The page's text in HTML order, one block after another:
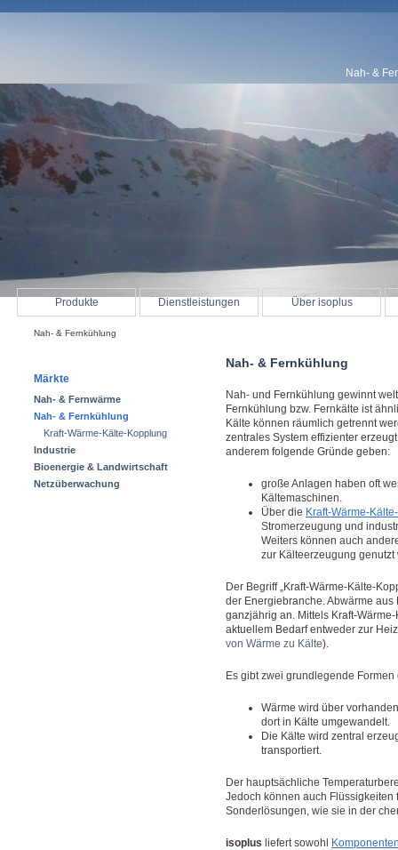
Nah- & Fernkühlung
Nah- & Fernkühlung
Nah- und Fernkühlung gewinnt
Fernkühlung bzw. Fernkälte ist
Kälte können räumlich getrennt
zentrales System effizienter
anderem folgende Gründe geben:
große Anlagen haben oft
Kältemaschinen.
Über die Kraft-Wärme-
Stromerzeugung und
Weiters können auch
zur Kälteerzeugung genutzt
Der Begriff „Kraft-Wärme-Kälte-
der Energiebranche. Abwärme
ganzjährig an. Mittels Kraft-
aktuellem Bedarf entweder zur
von Wärme zu Kälte).
Es gibt zwei grundlegende
Wärme wird über
dort in Kälte umgewandelt.
Die Kälte wird zentral
transportiert.
Der hauptsächliche
Jedoch können auch Flüssigkeiten
Sonderlösungen, wie sie in der
isoplus liefert sowohl
Produkte Dienstleistungen Über isoplus
Märkte
Nah- & Fernwärme
Nah- & Fernkühlung
Kraft-Wärme-Kälte-Kopplung
Industrie
Bioenergie & Landwirtschaft
Netzüberwachung
Nah- &